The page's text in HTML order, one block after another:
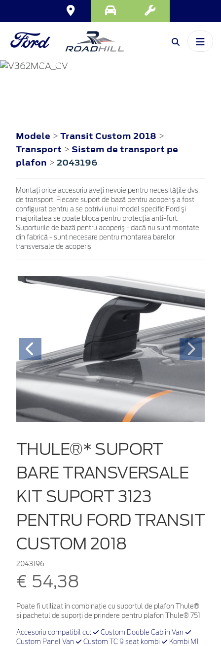
TRANSIT CUSTOM
Modele > Transit Custom 2018 >
Transport > Sistem de transport pe
plafon > 2043196
Montaţi orice accesoriu aveţi nevoie pentru necesităţile dvs.
de transport. Fiecare suport de bază pentru acoperiş a fost
configurat pentru a se potrivi unui model specific Ford şi
majoritatea se poate bloca pentru protecţia anti-furt.
Suporturile de bază pentru acoperiş - dacă nu sunt montate
din fabrică - sunt necesare pentru montarea barelor
transversale de acoperiş.
THULE®* SUPORT
BARE TRANSVERSALE
KIT SUPORT 3123
PENTRU FORD TRANSIT
CUSTOM 2018
2043196
€ 54,38
Poate fi utilizat în combinație cu suportul de plafon Thule®
și pachetul de suporți de prindere pentru plafon Thule® 751
Accesoriu compatibil cu:
Custom Double Cab in Van
Custom Panel Van
Custom TC 9 seat kombi
Kombi M1